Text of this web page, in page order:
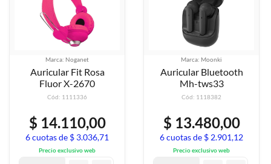
Marca: Noganet
Auricular Fit Rosa
Fluor X-2670
Cód: 1111336
$ 14.110,00
6 cuotas de $ 3.036,71
Precio exclusivo web
Marca: Moonki
Auricular Bluetooth
Mh-tws33
Cód: 1118382
$ 13.480,00
6 cuotas de $ 2.901,12
Precio exclusivo web